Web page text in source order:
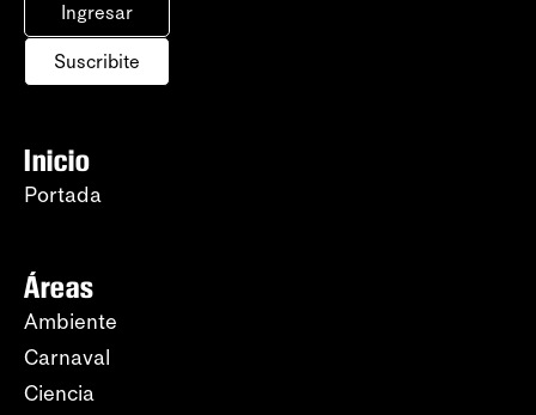
Ingresar
Suscribite
Inicio
Portada
Áreas
Ambiente
Carnaval
Ciencia